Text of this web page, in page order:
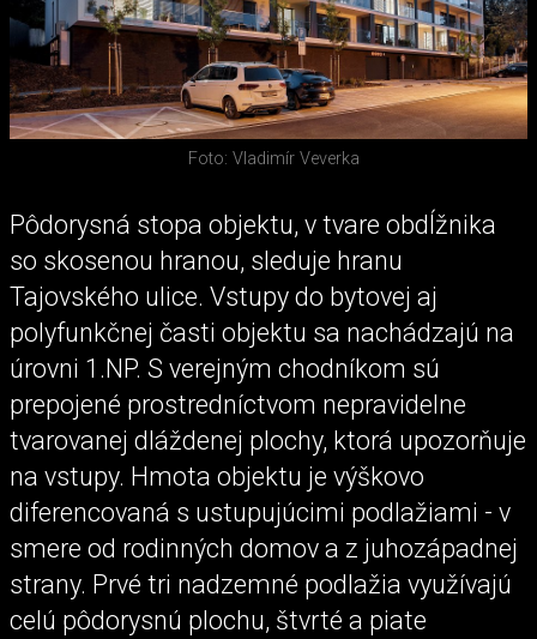
Foto: Vladimír Veverka
Pôdorysná stopa objektu, v tvare obdĺžnika
so skosenou hranou, sleduje hranu
Tajovského ulice. Vstupy do bytovej aj
polyfunkčnej časti objektu sa nachádzajú na
úrovni 1.NP. S verejným chodníkom sú
prepojené prostredníctvom nepravidelne
tvarovanej dláždenej plochy, ktorá upozorňuje
na vstupy. Hmota objektu je výškovo
diferencovaná s ustupujúcimi podlažiami - v
smere od rodinných domov a z juhozápadnej
strany. Prvé tri nadzemné podlažia využívajú
celú pôdorysnú plochu, štvrté a piate